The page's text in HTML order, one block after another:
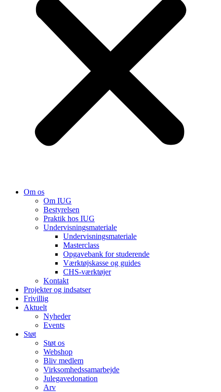
Om os
Om IUG
Bestyrelsen
Praktik hos IUG
Undervisningsmateriale
Undervisningsmateriale
Masterclass
Opgavebank for studerende
Værktøjskasse og guides
CHS-værktøjer
Kontakt
Projekter og indsatser
Frivillig
Aktuelt
Nyheder
Events
Støt
Støt os
Webshop
Bliv medlem
Virksomhedssamarbejde
Julegavedonation
Arv